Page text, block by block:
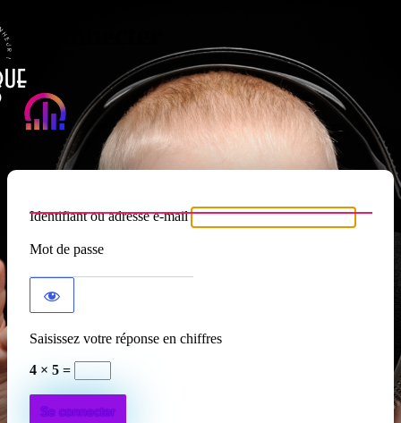
Se connecter
Atypique RADIO
Identifiant ou adresse e-mail
Mot de passe
Saisissez votre réponse en chiffres
4 × 5 =